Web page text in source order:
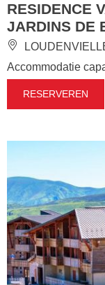
RESIDENCE
JARDINS DE
Accommodatie
RESERVEREN